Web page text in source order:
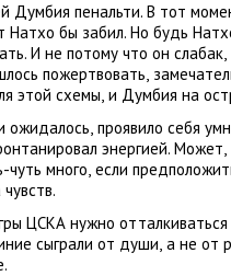
Думбия пенальти. В тот
Натхо бы забил. Но будь
И не потому что он слабак,
пожертвовать,
этой схемы, и Думбия на
ожидалось, проявило себя
энергией. Может,
много, если
ЦСКА нужно
сыграли от души, а не от